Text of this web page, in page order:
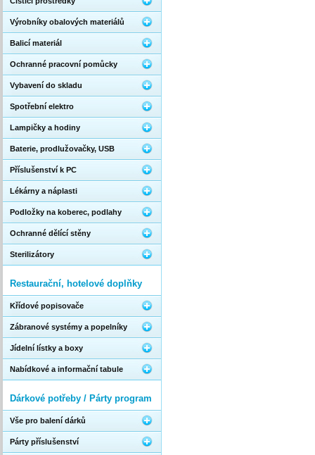
Výrobníky obalových materiálů
Balicí materiál
Ochranné pracovní pomůcky
Vybavení do skladu
Spotřební elektro
Lampičky a hodiny
Baterie, prodlužovačky, USB
Příslušenství k PC
Lékárny a náplasti
Podložky na koberec, podlahy
Ochranné dělící stěny
Sterilizátory
Restaurační, hotelové doplňky
Křídové popisovače
Zábranové systémy a popelníky
Jídelní lístky a boxy
Nabídkové a informační tabule
Dárkové potřeby / Párty program
Vše pro balení dárků
Párty příslušenství